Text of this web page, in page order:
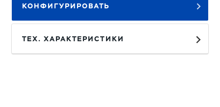
КОНФИГУРИРОВАТЬ
ТЕХ. ХАРАКТЕРИСТИКИ